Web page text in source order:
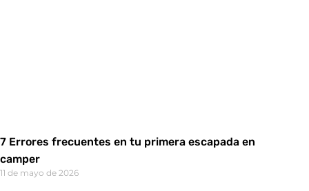
7 Errores frecuentes en tu primera escapada en
camper
11 de mayo de 2026